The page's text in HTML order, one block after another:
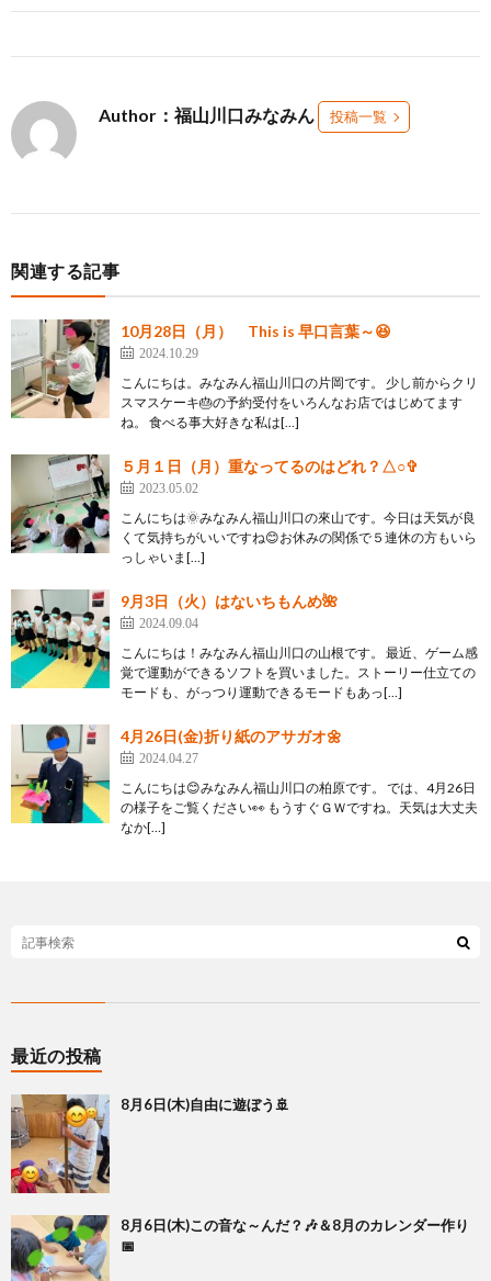
Author：福山川口みなみん 投稿一覧
関連する記事
10月28日（月） This is 早口言葉～😆
2024.10.29
こんにちは。みなみん福山川口の片岡です。 少し前からクリ
スマスケーキ🎂の予約受付をいろんなお店ではじめてます
ね。 食べる事大好きな私は[…]
５月１日（月）重なってるのはどれ？△○✞
2023.05.02
こんにちは🌞みなみん福山川口の來山です。今日は天気が良
くて気持ちがいいですね😊お休みの関係で５連休の方もいら
っしゃいま[…]
9月3日（火）はないちもんめ🌺
2024.09.04
こんにちは！みなみん福山川口の山根です。 最近、ゲーム感
覚で運動ができるソフトを買いました。ストーリー仕立ての
モードも、がっつり運動できるモードもあっ[…]
4月26日(金)折り紙のアサガオ🌼
2024.04.27
こんにちは😊みなみん福山川口の柏原です。 では、4月26日
の様子をご覧ください👀 もうすぐＧＷですね。天気は大丈夫
なか[…]
最近の投稿
8月6日(木)自由に遊ぼう🚢
8月6日(木)この音な～んだ？🎶＆8月のカレンダー作り
📅